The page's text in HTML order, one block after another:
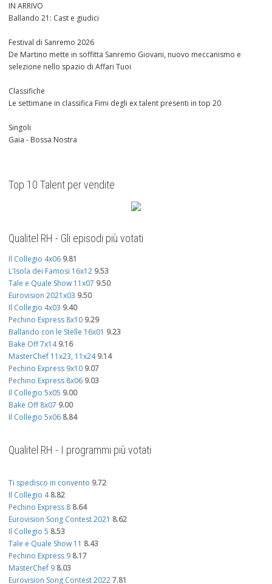
IN ARRIVO
Ballando 21: Cast e giudici
Festival di Sanremo 2026
De Martino mette in soffitta Sanremo Giovani, nuovo meccanismo e
selezione nello spazio di Affari Tuoi
Classifiche
Le settimane in classifica Fimi degli ex talent presenti in top 20
Singoli
Gaia - Bossa Nostra
Top 10 Talent per vendite
Qualitel RH - Gli episodi più votati
Il Collegio 4x06 9.81
L'Isola dei Famosi 16x12 9.53
Tale e Quale Show 11x07 9.50
Eurovision 2021x03 9.50
Il Collegio 4x03 9.40
Pechino Express 8x10 9.29
Ballando con le Stelle 16x01 9.23
Bake Off 7x14 9.16
MasterChef 11x23, 11x24 9.14
Pechino Express 9x10 9.07
Pechino Express 8x06 9.03
Il Collegio 5x05 9.00
Bake Off 8x07 9.00
Il Collegio 5x06 8.84
Qualitel RH - I programmi più votati
Ti spedisco in convento 9.72
Il Collegio 4 8.82
Pechino Express 8 8.64
Eurovision Song Contest 2021 8.62
Il Collegio 5 8.53
Tale e Quale Show 11 8.43
Pechino Express 9 8.17
MasterChef 9 8.03
Eurovision Song Contest 20227.81